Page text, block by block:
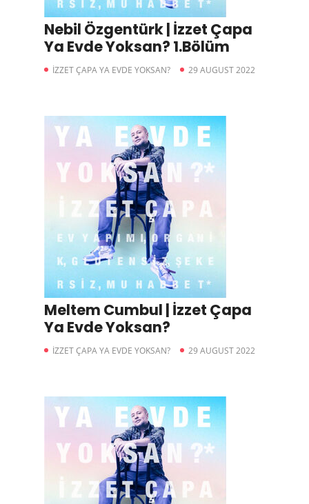
Nebil Özgentürk | İzzet Çapa
Ya Evde Yoksan? 1.Bölüm
İZZET ÇAPA YA EVDE YOKSAN? 29 AUGUST 2022
Meltem Cumbul | İzzet Çapa
Ya Evde Yoksan?
İZZET ÇAPA YA EVDE YOKSAN? 29 AUGUST 2022